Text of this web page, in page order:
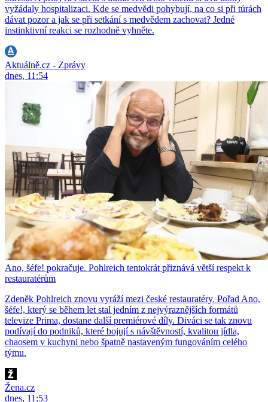
vyžádaly hospitalizaci. Kde se medvědi pohybují, na co si při túrách
dávat pozor a jak se při setkání s medvědem zachovat? Jedné
instinktivní reakci se rozhodně vyhněte.
Aktuálně.cz - Zprávy
dnes, 11:54
Ano, šéfe! pokračuje. Pohlreich tentokrát přiznává větší respekt k
restauratérům
Zdeněk Pohlreich znovu vyráží mezi české restauratéry. Pořad Ano,
šéfe!, který se během let stal jedním z nejvýraznějších formátů
televize Prima, dostane další premiérové díly. Diváci se tak znovu
podívají do podniků, které bojují s návštěvností, kvalitou jídla,
chaosem v kuchyni nebo špatně nastaveným fungováním celého
týmu.
Žena.cz
dnes, 11:53